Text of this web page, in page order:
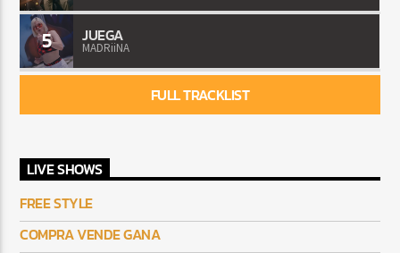
5 JUEGA
MADRiiNA
FULL TRACKLIST
LIVE SHOWS
FREE STYLE
COMPRA VENDE GANA